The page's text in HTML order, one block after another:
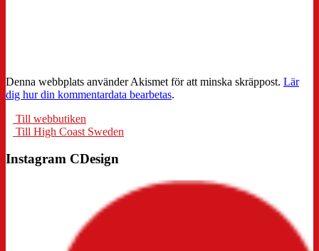
Denna webbplats använder Akismet för att minska skräppost. Lär
dig hur din kommentardata bearbetas.
Till webbutiken
Till High Coast Sweden
Instagram CDesign